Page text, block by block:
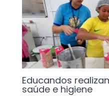
Educandos
saúde e higiene